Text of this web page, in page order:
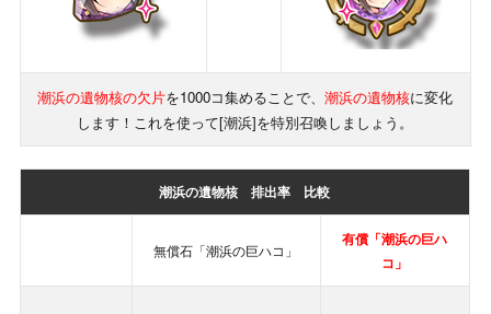
潮浜の遺物核の欠片を1000コ集めることで、潮浜の遺物核に変化
します！これを使って[潮浜]を特別召喚しましょう。
潮浜の遺物核排出率 比較
無償石「潮浜の巨ハコ」
有償「潮浜の巨ハ
コ」